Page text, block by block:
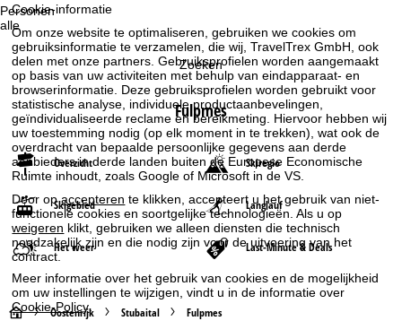
Cookie-informatie
Om onze website te optimaliseren, gebruiken we cookies om
gebruiksinformatie te verzamelen, die wij, TravelTrex GmbH, ook
delen met onze partners. Gebruiksprofielen worden aangemaakt
op basis van uw activiteiten met behulp van eindapparaat- en
browserinformatie. Deze gebruiksprofielen worden gebruikt voor
statistische analyse, individuele productaanbevelingen,
geïndividualiseerde reclame en bereikmeting. Hiervoor hebben wij
uw toestemming nodig (op elk moment in te trekken), wat ook de
overdracht van bepaalde persoonlijke gegevens aan derde
aanbieders in derde landen buiten de Europese Economische
Ruimte inhoudt, zoals Google of Microsoft in de VS.
Door opaccepteren te klikken, accepteert u het gebruik van niet-
functionele cookies en soortgelijke technologieën. Als u op
weigeren klikt, gebruiken we alleen diensten die technisch
noodzakelijk zijn en die nodig zijn voor de uitvoering van het
contract.
Meer informatie over het gebruik van cookies en de mogelijkheid
om uw instellingen te wijzigen, vindt u in de informatie over
Cookie-Policy.
Personen
alle
Zoeken
Fulpmes
Overzicht Skiregio
Skigebied Langlauf
Het weer Last-Minute & Deals
S Oostenrijk Stubaital Fulpmes